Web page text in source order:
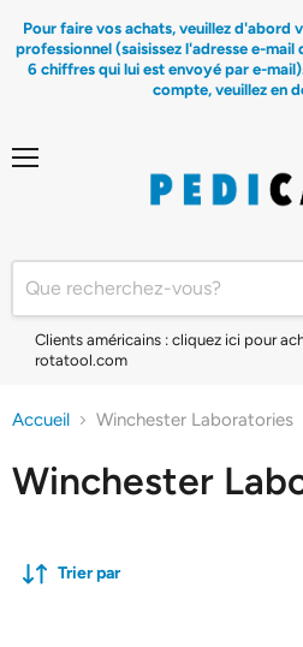
Pour faire vos achats, veuillez d'abord
professionnel (saisissez l'adresse e-mail
6 chiffres qui lui est envoyé par e-
compte, veuillez en
Clients américains : cliquez ici pour
rotatool.com
Accueil Winchester Laboratories
Winchester
Trier par